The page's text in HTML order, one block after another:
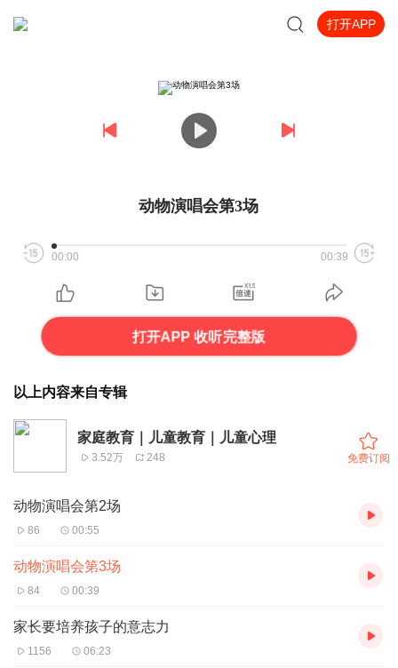
打开APP
动物演唱会第3场
00:00 00:39
打开APP 收听完整版
以上内容来自专辑
家庭教育｜儿童教育｜儿童心理
3.52万 248 免费订阅
动物演唱会第2场
86 00:55
动物演唱会第3场
84 00:39
家长要培养孩子的意志力
1156 06:23